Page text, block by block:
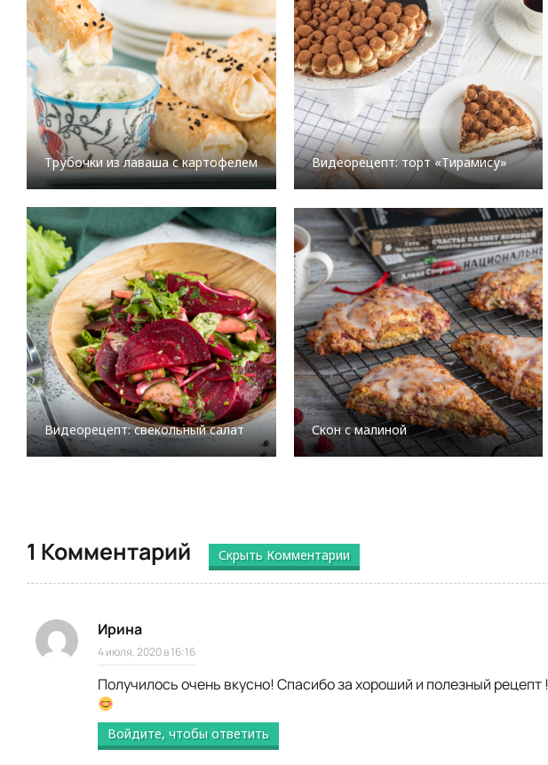
Трубочки из лаваша с картофелем Видеорецепт: торт «Тирамису»
Видеорецепт: свекольный салат Скон с малиной
1 Комментарий Скрыть Комментарии
Ирина
4 июля, 2020 в 16:16
Получилось очень вкусно! Спасибо за хороший и полезный рецепт !
Войдите, чтобы ответить